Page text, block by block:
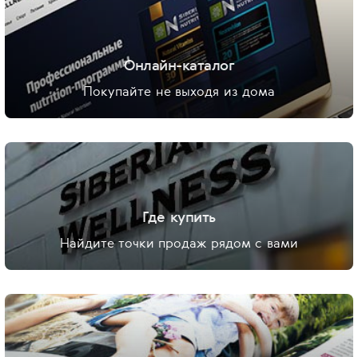
Онлайн-каталог
Покупайте не выходя из дома
Где купить
Найдите точки продаж рядом с вами